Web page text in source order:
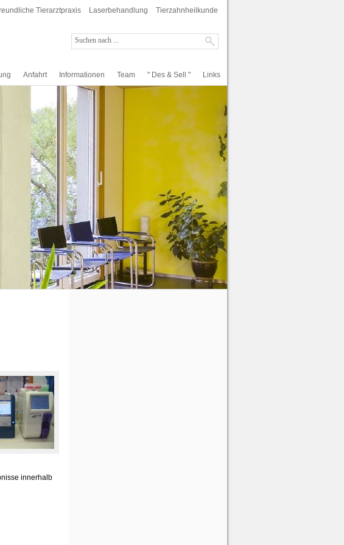
Tierarztpraxis Laserbehandlung Tierzahnheilkunde
Anfahrt Informationen Team " Des & Sell " Links
innerhalb